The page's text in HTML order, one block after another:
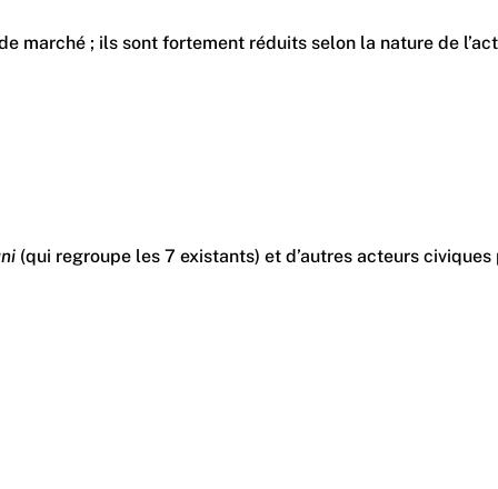
marché ; ils sont fortement réduits selon la nature de
(qui regroupe les 7 existants) et d’autres acteurs